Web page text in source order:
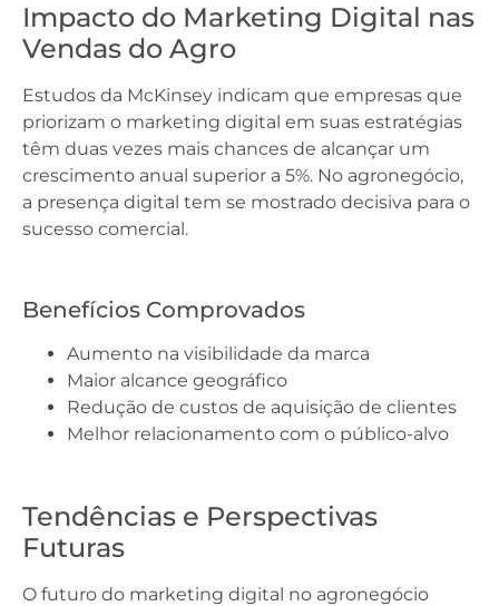
Impacto do Marketing Digital nas
Vendas do Agro
Estudos da McKinsey indicam que empresas que
priorizam o marketing digital em suas estratégias
têm duas vezes mais chances de alcançar um
crescimento anual superior a 5%. No agronegócio,
a presença digital tem se mostrado decisiva para o
sucesso comercial.
Benefícios Comprovados
Aumento na visibilidade da marca
Maior alcance geográfico
Redução de custos de aquisição de clientes
Melhor relacionamento com o público-alvo
Tendências e Perspectivas
Futuras
O futuro do marketing digital no agronegócio